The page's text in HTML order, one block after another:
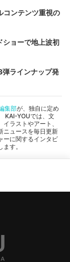
ンテンツ重視の
ショーで地上波初
ラインナップ発
集部が、独自に定め
KAI-YOUでは、文
ラストやアート、
ニュースを毎日更新
ーに関するインタビ
す。